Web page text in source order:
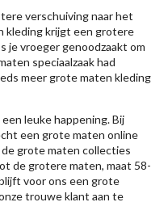
verschuiving naar het
kleding krijgt een grotere
je vroeger genoodzaakt om
speciaalzaak had
meer grote maten kleding
leuke happening. Bij
een grote maten online
grote maten collecties
de grotere maten, maat 58-
voor ons een grote
trouwe klant aan te